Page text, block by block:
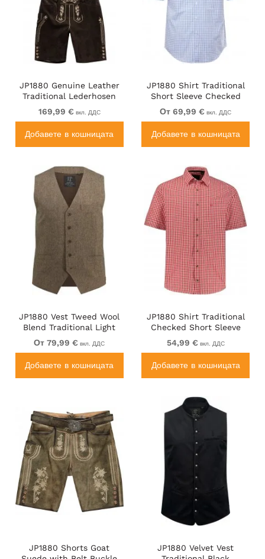
JP1880 Genuine Leather
Traditional Lederhosen
Shorts Brown
169,99 € вкл. ДДС
Добавете в кошницата
JP1880 Shirt Traditional
Short Sleeve Checked
Light Blue
От 69,99 € вкл. ДДС
Добавете в кошницата
JP1880 Vest Tweed Wool
Blend Traditional Light
Brown
От 79,99 € вкл. ДДС
Добавете в кошницата
JP1880 Shirt Traditional
Checked Short Sleeve
Red
54,99 € вкл. ДДС
Добавете в кошницата
JP1880 Shorts Goat
JP1880 Velvet Vest